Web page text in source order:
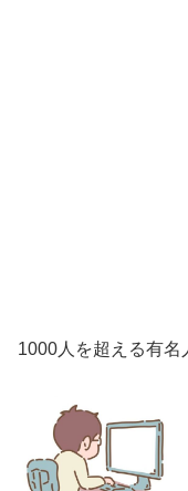
1000人を超える有名